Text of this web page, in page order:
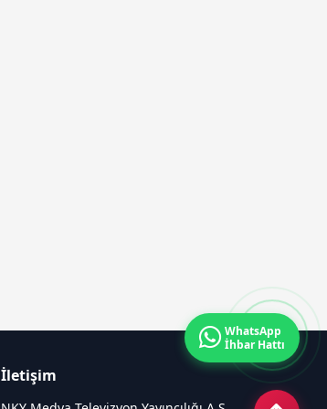
İletişim
WhatsApp
İhbar Hattı